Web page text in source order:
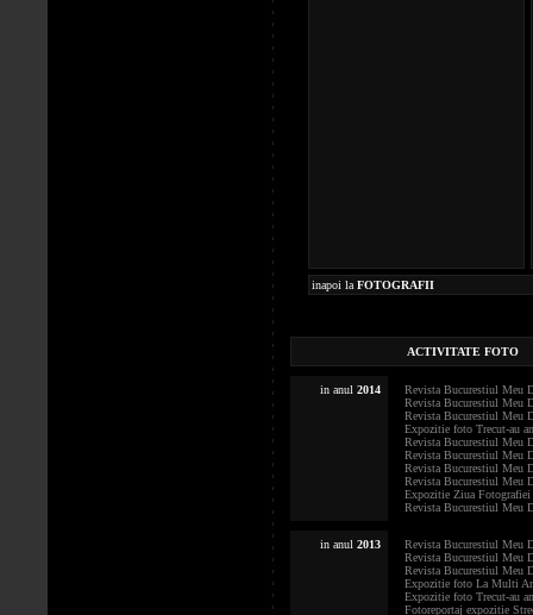
inapoi la FOTOGRAFII
ACTIVITATE
in anul 2014
Revista Bucurestiul Meu
Revista Bucurestiul Meu
Revista Bucurestiul Meu
Expozitie foto Trecut-au
Revista Bucurestiul Meu
Revista Bucurestiul Meu
Revista Bucurestiul Meu
Revista Bucurestiul Meu
Expozitie Ziua Fotografiei
Revista Bucurestiul Meu
in anul 2013
Revista Bucurestiul Meu
Revista Bucurestiul Meu
Revista Bucurestiul Meu
Expozitie foto La Multi
Expozitie foto Trecut-au
Fotoreportaj expozitie